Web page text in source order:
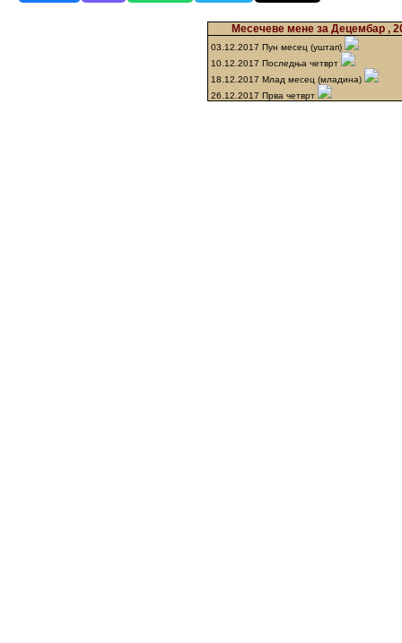
Месечеве мене за Децембар ,
03.12.2017 Пун месец (уштап)
10.12.2017 Последња четврт
18.12.2017 Млад месец (младина)
26.12.2017 Прва четврт